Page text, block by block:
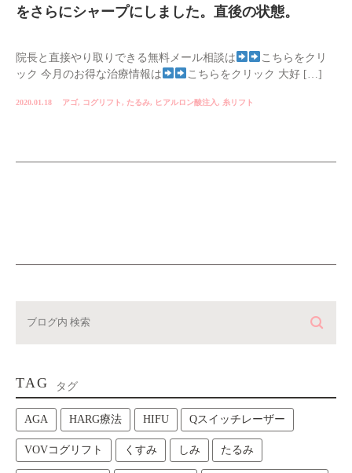
をさらにシャープにしました。直後の状態。
院長と直接やり取りできる無料メール相談は
こちらをクリ
ック 今月のお得な治療情報は
こちらをクリック 大好 […]
2020.01.18 アゴ, コグリフト, たるみ, ヒアルロン酸注入, 糸リフト
TAG タグ
AGA HARG療法 HIFU Qスイッチレーザー
VOVコグリフト くすみ しみ たるみ